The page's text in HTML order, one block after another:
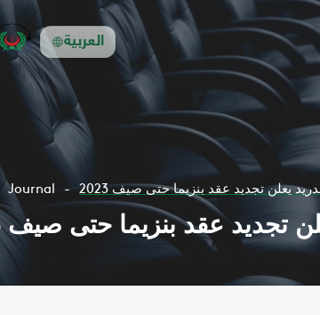
العربية
Journal يعلن تجديد عقد بنزيما حتى صيف 2023
تجديد عقد بنزيما حتى صيف 2023